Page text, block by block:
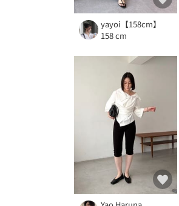
yayoi【158cm】
158 cm